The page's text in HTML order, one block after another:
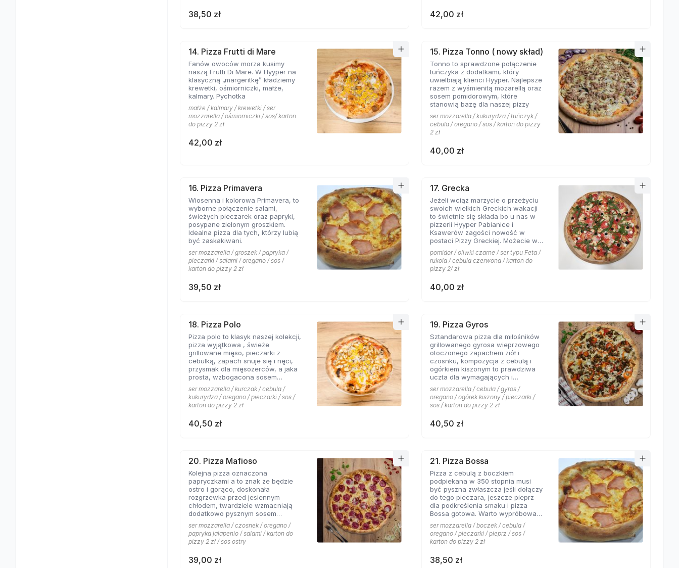
38,50 zł 42,00 zł
14. Pizza Frutti di Mare
Fanów owoców morza kusimy
naszą Frutti Di Mare. W Hyyper na
klasyczną „margeritkę” kładziemy
krewetki, ośmiorniczki, małże,
kalmary. Pychotka
małże / kalmary / krewetki / ser
mozzarella / ośmiorniczki / sos/ karton
do pizzy 2 zł
42,00 zł
15. Pizza Tonno ( nowy skład)
Tonno to sprawdzone połączenie
tuńczyka z dodatkami, który
uwielbiają klienci Hyyper. Najlepsze
razem z wyśmienitą mozarellą oraz
sosem pomidorowym, które
stanowią bazę dla naszej pizzy
ser mozzarella / kukurydza / tuńczyk /
cebula / oregano / sos / karton do pizzy
2 zł
40,00 zł
16. Pizza Primavera
Wiosenna i kolorowa Primavera, to
wyborne połączenie salami,
świeżych pieczarek oraz papryki,
posypane zielonym groszkiem.
Idealna pizza dla tych, którzy lubią
być zaskakiwani.
ser mozzarella / groszek / papryka /
pieczarki / salami / oregano / sos /
karton do pizzy 2 zł
39,50 zł
17. Grecka
Jeżeli wciąż marzycie o przeżyciu
swoich wielkich Greckich wakacji
to świetnie się składa bo u nas w
pizzerii Hyyper Pabianice i
Ksawerów zagości nowość w
postaci Pizzy Greckiej. Możecie w
niej liczyć na dodatek iście
greckich składników,
przywołujących na myśl
piaszczyste plaże i ciepły klimat -
smak doskonale współgra z
charakteru. Jest to pizza dla
miłośników wyjątkowych smaków,
którzy nie boją się poznawać
nowych połączeń.
pomidor / oliwki czarne / ser typu Feta /
rukola / cebula czerwona / karton do
pizzy 2/ zł
40,00 zł
18. Pizza Polo
Pizza polo to klasyk naszej kolekcji,
pizza wyjątkowa , świeże
grillowane mięso, pieczarki z
cebulką, zapach snuje się i nęci,
przysmak dla mięsożerców, a jaka
prosta, wzbogacona sosem
jogurtowo czosnkowym zadowala
od lat Gości Pizzerii Hyyper.
ser mozzarella / kurczak / cebula /
kukurydza / oregano / pieczarki / sos /
karton do pizzy 2 zł
40,50 zł
19. Pizza Gyros
Sztandarowa pizza dla miłośników
grillowanego gyrosa wieprzowego
otoczonego zapachem ziół i
czosnku, kompozycja z cebulą i
ogórkiem kiszonym to prawdziwa
uczta dla wymagających i
koneserów których pizzeria Hyyper
ceni najbardziej. . Chodzą słuchy,
że gyros Hyyper jest najlepszy w
mieście
ser mozzarella / cebula / gyros /
oregano / ogórek kiszony / pieczarki /
sos / karton do pizzy 2 zł
40,50 zł
20. Pizza Mafioso
Kolejna pizza oznaczona
papryczkami a to znak że będzie
ostro i gorąco, doskonała
rozgrzewka przed jesiennym
chłodem, twardziele wzmacniają
dodatkowo pysznym sosem
pomidorowym pikantnym, uf jak
gorąco.
ser mozzarella / czosnek / oregano /
papryka jalapenio / salami / karton do
pizzy 2 zł / sos ostry
39,00 zł
21. Pizza Bossa
Pizza z cebulą z boczkiem
podpiekana w 350 stopnia musi
być pyszna zwłaszcza jeśli dołączy
do tego pieczara, jeszcze pieprz
dla podkreślenia smaku i pizza
Bossa gotowa. Warto wypróbować
wszystkie sosy dostępne w Pizzerii
Hyyper a mamy ich cztery rodzaje:
pomidorowy łagodny, pomidorowy
pikantny, jogurtowo-czosnkowy
niepowtarzalny w smaku.
ser mozzarella / boczek / cebula /
oregano / pieczarki / pieprz / sos /
karton do pizzy 2 zł
38,50 zł